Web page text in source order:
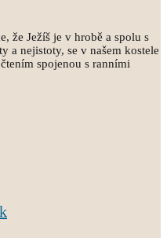
že Ježíš je v hrobě a spolu s
a nejistoty, se v našem kostele
spojenou s ranními